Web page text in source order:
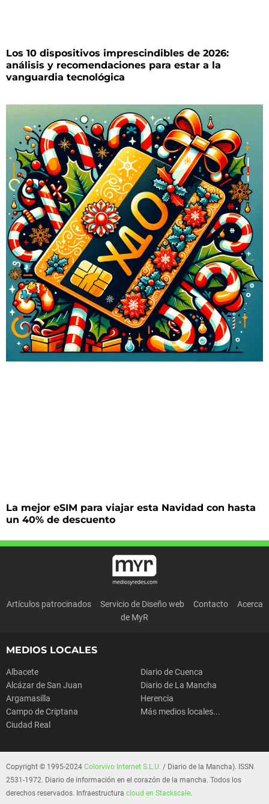
Los 10 dispositivos imprescindibles de 2026:
análisis y recomendaciones para estar a la
vanguardia tecnológica
La mejor eSIM para viajar esta Navidad con hasta
un 40% de descuento
Artículos patrocinados Servicio de Diseño web Contacto
Acerca
de MyR
MEDIOS LOCALES
Albacete
Alcázar de San Juan
Argamasilla
Campo de Criptana
Ciudad Real
Diario de Cuenca
Diario de La Mancha
Herencia
Más medios locales...
Copyright © 1995-2024 Colorvivo Internet S.L.U. / Diario de la Mancha). ISSN
2531-1972. Diario de información en el corazón de la mancha. Todos los
derechos reservados. Infraestructura cloud en Stackscale.